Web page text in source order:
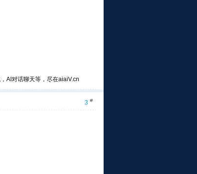
AI对话聊天等，尽在aiaiV.cn
3 #